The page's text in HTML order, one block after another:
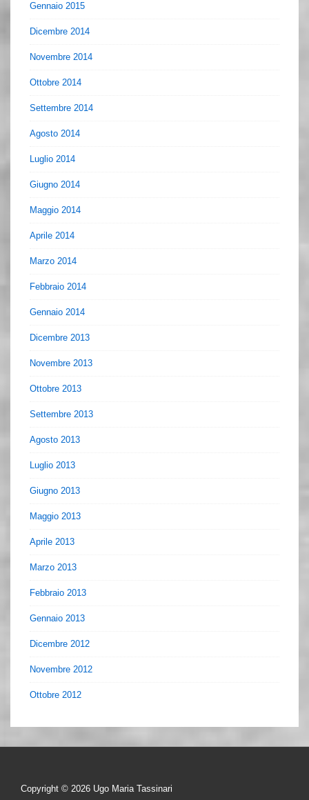
Gennaio 2015
Dicembre 2014
Novembre 2014
Ottobre 2014
Settembre 2014
Agosto 2014
Luglio 2014
Giugno 2014
Maggio 2014
Aprile 2014
Marzo 2014
Febbraio 2014
Gennaio 2014
Dicembre 2013
Novembre 2013
Ottobre 2013
Settembre 2013
Agosto 2013
Luglio 2013
Giugno 2013
Maggio 2013
Aprile 2013
Marzo 2013
Febbraio 2013
Gennaio 2013
Dicembre 2012
Novembre 2012
Ottobre 2012
Copyright © 2026 Ugo Maria Tassinari